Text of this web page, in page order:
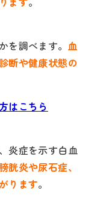
を調べます。 血
断や健康状態の
はこちら
炎症を示す白血
胱炎や尿石症、
ります。